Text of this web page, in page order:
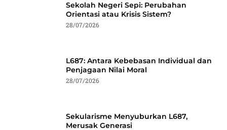
Sekolah Negeri Sepi: Perubahan
Orientasi atau Krisis Sistem?
28/07/2026
L687: Antara Kebebasan Individual dan
Penjagaan Nilai Moral
28/07/2026
Sekularisme Menyuburkan L687,
Merusak Generasi